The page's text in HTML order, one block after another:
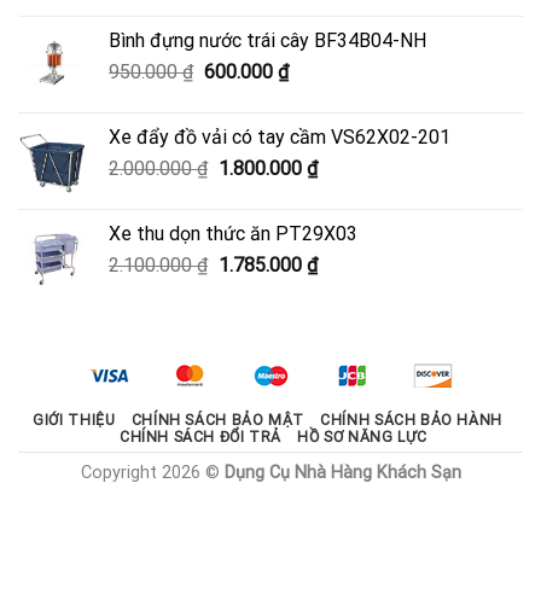
3.700.000 ₫.là:
Bình đựng nước trái cây BF34B04-NH
950.000₫ Giá
950.000 ₫.
600.000 ₫Giá
là:
600.000 ₫.
Xe đẩy đồ vải có tay cầm VS62X02-201
2.000.000₫ Giá
2.000.000 ₫.
1.800.000 ₫Giá
là:
1.800.000 ₫.
Xe thu dọn thức ăn PT29X03
2.100.000₫ Giá
1.785.000 ₫Giá
1.785.000 ₫.
GIỚI THIỆU CHÍNH SÁCH BẢO MẬT
CHÍNH SÁCH BẢO HÀNH
CHÍNH SÁCH ĐỔI TRẢ
HỒ SƠ NĂNG LỰC
Copyright 2026 © Dụng Cụ Nhà Hàng Khách Sạn